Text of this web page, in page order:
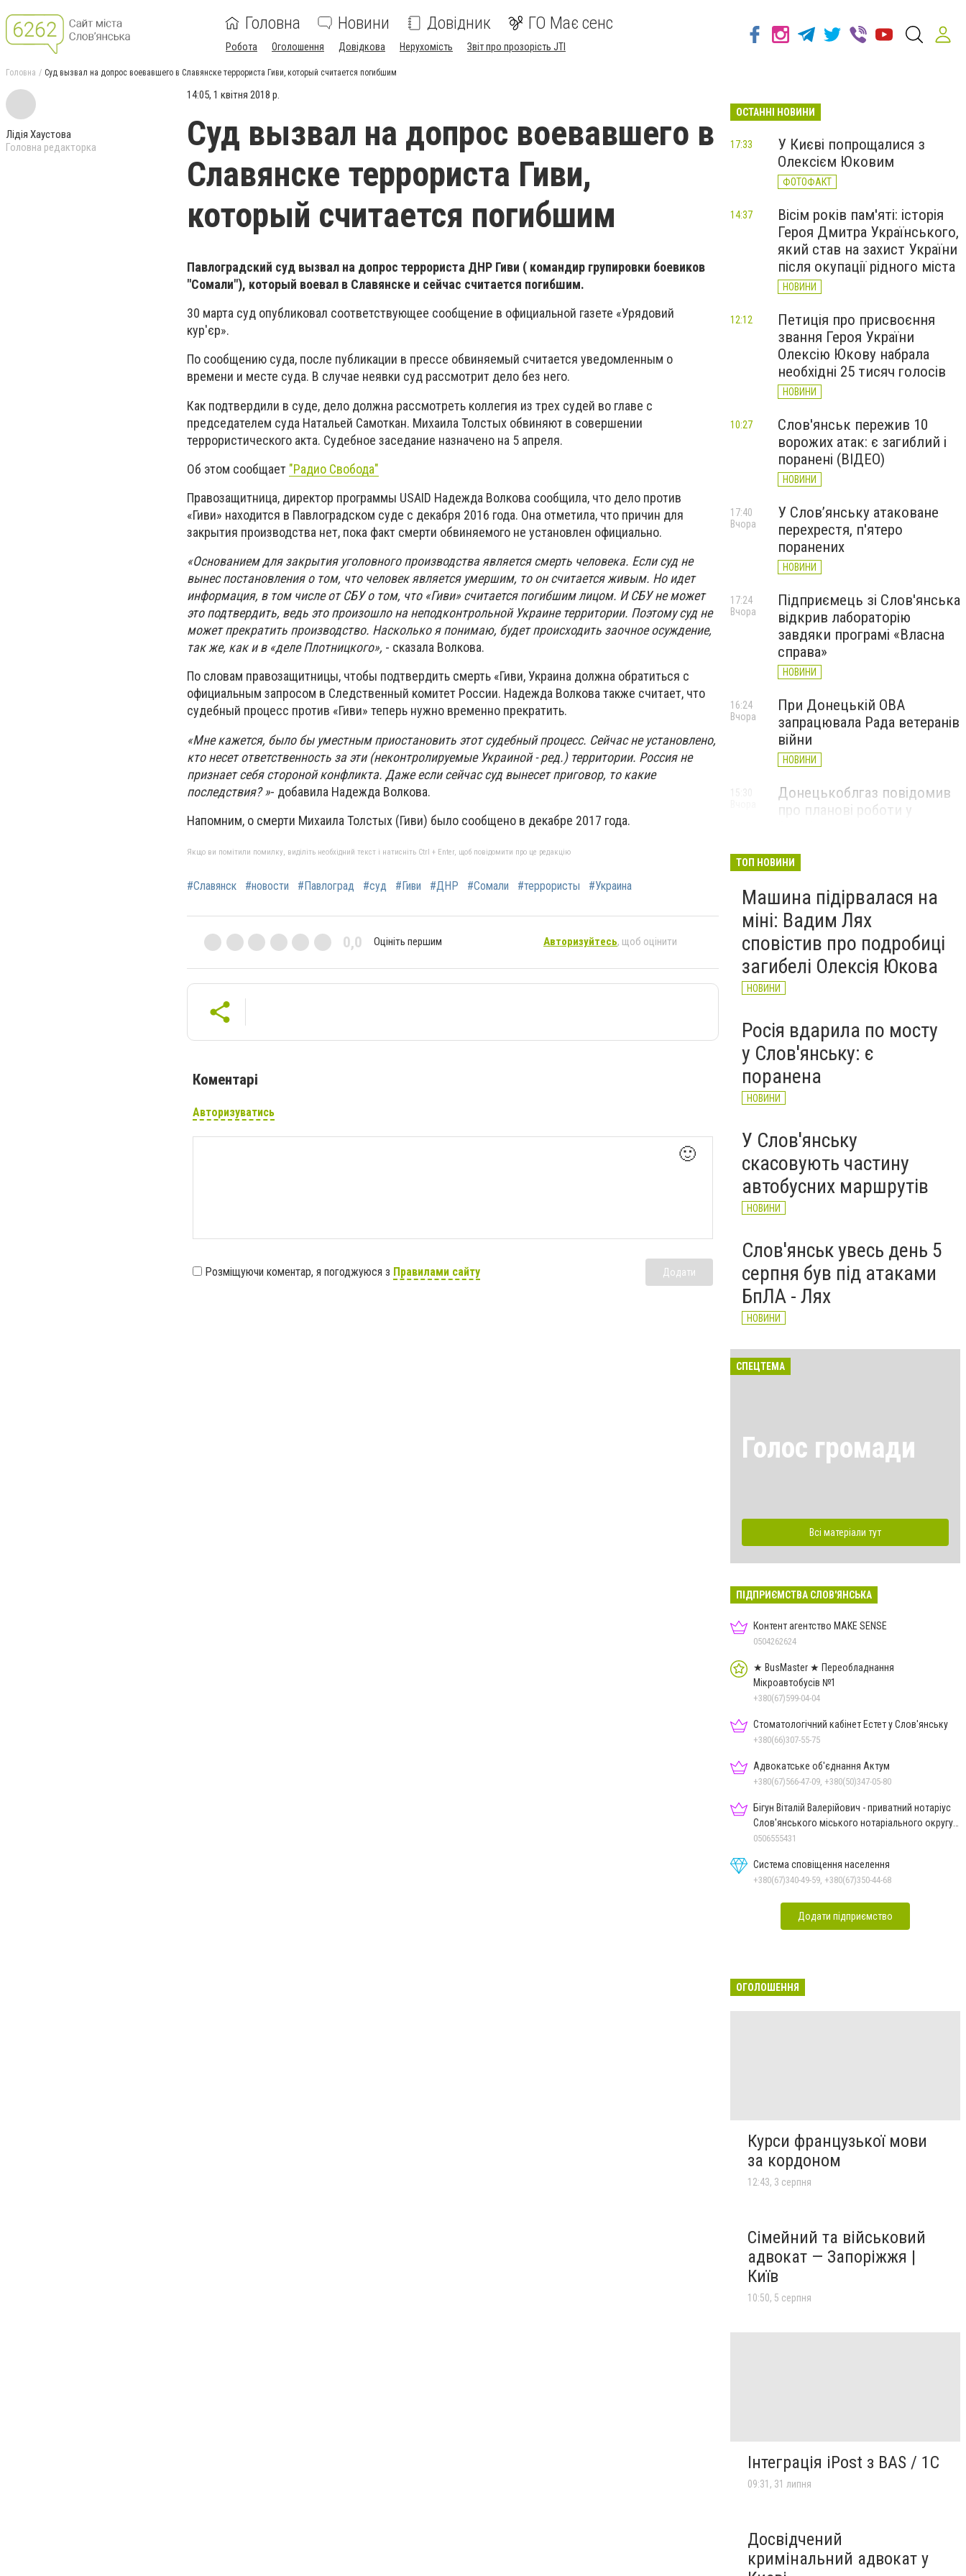
Головна Новини Довідник ГО Має сенс
Робота Оголошення Довідкова Нерухомість Звіт про прозорість JTI
Головна Суд вызвал на допрос воевавшего в Славянске террориста Гиви, который считается погибшим
Лідія Хаустова
Головна редакторка
14:05, 1 квітня 2018 р.
Суд вызвал на допрос воевавшего в
Славянске террориста Гиви,
который считается погибшим
Павлоградский суд вызвал на допрос террориста ДНР Гиви ( командир групировки боевиков
"Сомали"), который воевал в Славянске и сейчас считается погибшим.
30 марта суд опубликовал соответствующее сообщение в официальной газете «Урядовий
кур'єр».
По сообщению суда, после публикации в прессе обвиняемый считается уведомленным о
времени и месте суда. В случае неявки суд рассмотрит дело без него.
Как подтвердили в суде, дело должна рассмотреть коллегия из трех судей во главе с
председателем суда Натальей Самоткан. Михаила Толстых обвиняют в совершении
террористического акта. Судебное заседание назначено на 5 апреля.
Об этом сообщает "Радио Свобода"
Правозащитница, директор программы USAID Надежда Волкова сообщила, что дело против
«Гиви» находится в Павлоградском суде с декабря 2016 года. Она отметила, что причин для
закрытия производства нет, пока факт смерти обвиняемого не установлен официально.
«Основанием для закрытия уголовного производства является смерть человека. Если суд не
вынес постановления о том, что человек является умершим, то он считается живым. Но идет
информация, в том числе от СБУ о том, что «Гиви» считается погибшим лицом. И СБУ не может
это подтвердить, ведь это произошло на неподконтрольной Украине территории. Поэтому суд не
может прекратить производство. Насколько я понимаю, будет происходить заочное осуждение,
так же, как и в «деле Плотницкого», - сказала Волкова.
По словам правозащитницы, чтобы подтвердить смерть «Гиви, Украина должна обратиться с
официальным запросом в Следственный комитет России. Надежда Волкова также считает, что
судебный процесс против «Гиви» теперь нужно временно прекратить.
«Мне кажется, было бы уместным приостановить этот судебный процесс. Сейчас не установлено,
кто несет ответственность за эти (неконтролируемые Украиной - ред.) территории. Россия не
признает себя стороной конфликта. Даже если сейчас суд вынесет приговор, то какие
последствия? »- добавила Надежда Волкова.
Напомним, о смерти Михаила Толстых (Гиви) было сообщено в декабре 2017 года.
Якщо ви помітили помилку, виділіть необхідний текст і натисніть Ctrl + Enter, щоб повідомити про це редакцію
#Славянск #новости #Павлоград #суд #Гиви #ДНР #Сомали #террористы #Украина
0,0 Оцініть першим Авторизуйтесь, щоб оцінити
Коментарі
Авторизуватись
🙂
Розміщуючи коментар, я погоджуюся з Правилами сайту Додати
ОСТАННІ НОВИНИ
У Києві попрощалися з
Олексієм Юковим
ФОТОФАКТ
17:33
Вісім років пам'яті: історія
Героя Дмитра Українського,
який став на захист України
після окупації рідного міста
НОВИНИ
14:37
Петиція про присвоєння
звання Героя України
Олексію Юкову набрала
необхідні 25 тисяч голосів
НОВИНИ
12:12
Слов'янськ пережив 10
ворожих атак: є загиблий і
поранені (ВІДЕО)
НОВИНИ
10:27
У Слов’янську атаковане
перехрестя, п'ятеро
поранених
НОВИНИ
17:40
Вчора
Підприємець зі Слов'янська
відкрив лабораторію
завдяки програмі «Власна
справа»
НОВИНИ
17:24
Вчора
При Донецькій ОВА
запрацювала Рада ветеранів
війни
НОВИНИ
16:24
Вчора
Донецькоблгаз повідомив
про планові роботи у
НОВИНИ
15:30
ТОП НОВИНИ
Машина підірвалася на
міні: Вадим Лях
сповістив про подробиці
загибелі Олексія Юкова
НОВИНИ
Росія вдарила по мосту
у Слов'янську: є
поранена
НОВИНИ
У Слов'янську
скасовують частину
автобусних маршрутів
НОВИНИ
Слов'янськ увесь день 5
серпня був під атаками
БпЛА - Лях
НОВИНИ
СПЕЦТЕМА
Голос громади
Всі матеріали тут
ПІДПРИЄМСТВА СЛОВ'ЯНСЬКА
Контент агентство MAKE SENSE
0504262624
★ BusMaster ★ Переобладнання
Мікроавтобусів №1
+380(67)599-04-04
Стоматологічний кабінет Естет у Слов'янську
+380(66)307-55-75
Адвокатське об'єднання Актум
+380(67)566-47-09, +380(50)347-05-80
Бігун Віталій Валерійович - приватний нотаріус
Слов'янського міського нотаріального округу
Дон.обл.
0506555431
Система сповіщення населення
+380(67)340-49-59, +380(67)350-44-68
Додати підприємство
ОГОЛОШЕННЯ
Курси французької мови
за кордоном
12:43, 3 серпня
Сімейний та військовий
адвокат — Запоріжжя |
Київ
10:50, 5 серпня
Інтеграція iPost з BAS / 1С
09:31, 31 липня
Досвідчений
кримінальний адвокат у